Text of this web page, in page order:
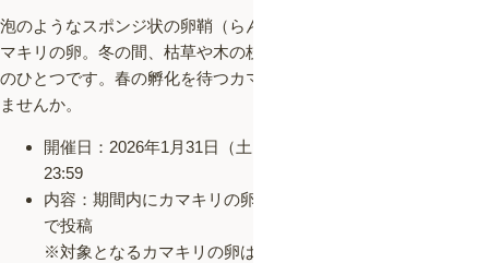
泡のようなスポンジ状の卵鞘（らんしょう）に包まれている、カ
マキリの卵。冬の間、枯草や木の枝などで観察しやすいいきもの
のひとつです。春の孵化を待つカマキリの卵を、一緒に探してみ
ませんか。
開催日：2026年1月31日（土）0:00 – 2026年3月31日（火）
23:59
内容：期間内にカマキリの卵の写真を、アプリ「Biome」内
で投稿
※対象となるカマキリの卵は、アプリ内のクエスト概要から